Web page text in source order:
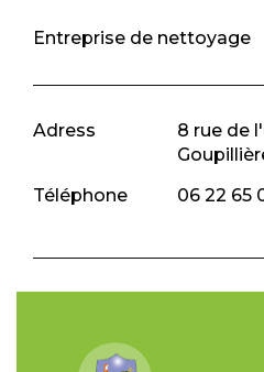
Entreprise de nettoyage
Adress
8 rue de
Téléphone
06 22 65